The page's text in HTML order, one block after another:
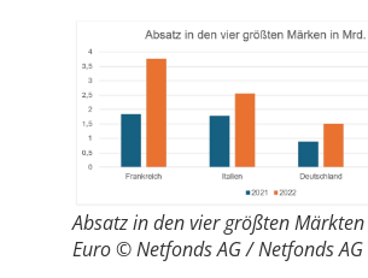
Absatz in den vier größten
Euro © Netfonds AG / Netfonds AG